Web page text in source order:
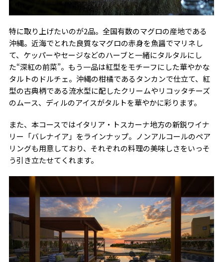
特に取り上げたいのが2品。全国有数のマグロの産地である
沖縄。近海でとれた良質なマグロの赤身を魚醤でマリネし
て、ケッパーやセージなどのハーブと一緒にタルタルにし
た“深紅の前菜”。もう一品は紅型をモチーフにした華やかな
タルトのドルチェ。沖縄の柑橘であるタンカンで仕立て、紅
型の古典柄である流水型に配したクリームやリコッタチーズ
のムース、ディルのアイスがタルトを華やかに彩ります。
また、本コースではイタリア・トスカーナ地方の新鋭ワイナ
リー「バレナイア」をラインナップ。ノンアルコールのペア
リングも用意しており、それぞれの料理の美味しさをいっそ
う引き立たせてくれます。